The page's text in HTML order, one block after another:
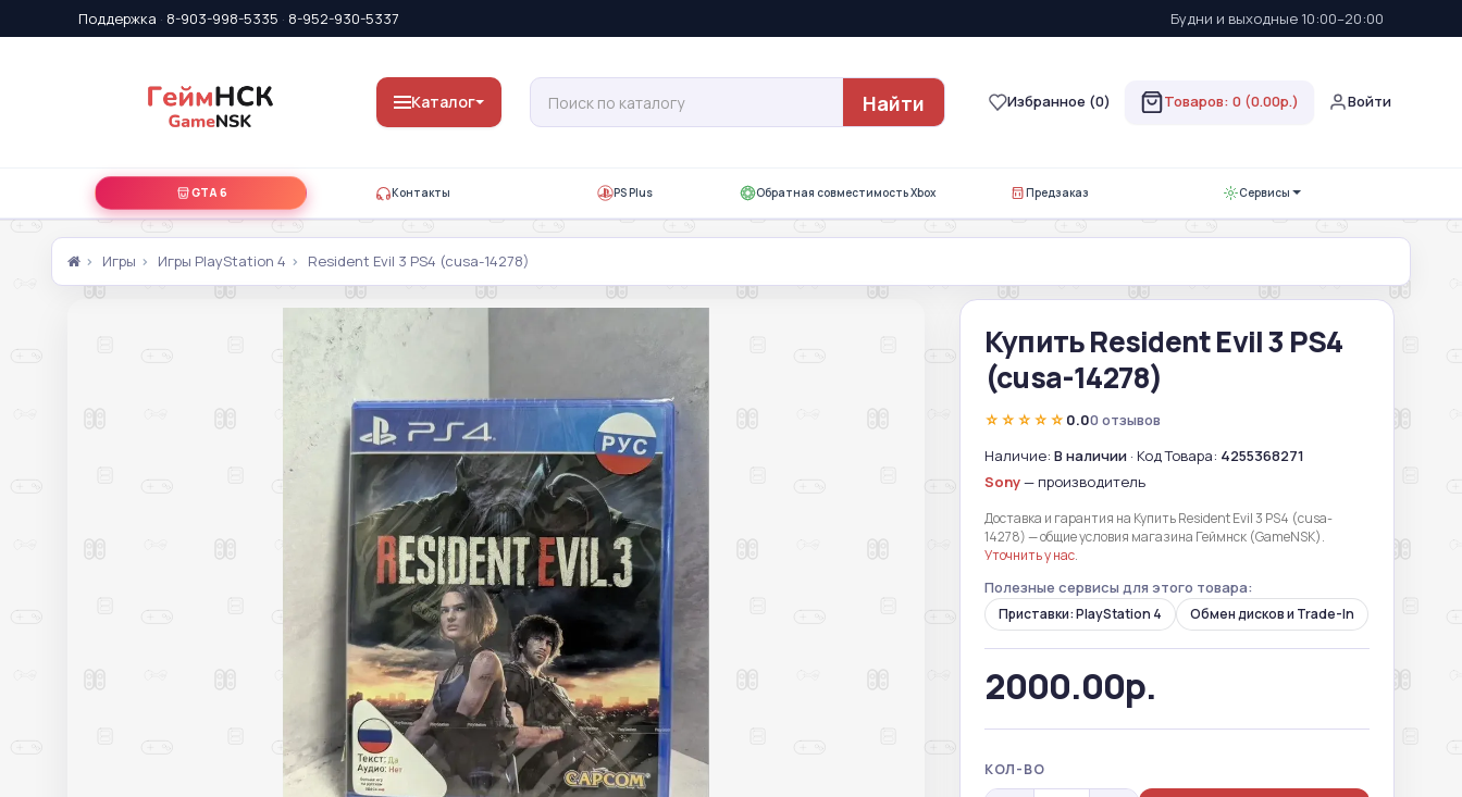
Поддержка · 8-903-998-5335 · 8-952-930-5337 Будни и выходные 10:00–20:00
Каталог Найти Избранное (0) Товаров: 0 (0.00р.) Войти
GTA 6 Контакты PS Plus Обратная совместимость Xbox Предзаказ Сервисы
Игры Игры PlayStation 4 Resident Evil 3 PS4 (cusa-14278)
Купить Resident Evil 3 PS4
(cusa-14278)
☆☆☆☆☆ 0.00 отзывов
Наличие: В наличии · Код Товара: 4255368271
Sony— производитель
Доставка и гарантия на Купить Resident Evil 3 PS4 (cusa-
14278) — общие условия магазина Геймнск (GameNSK).
Уточнить у нас.
Полезные сервисы для этого товара:
Приставки: PlayStation 4 Обмен дисков и Trade-In
2000.00р.
КОЛ-ВО